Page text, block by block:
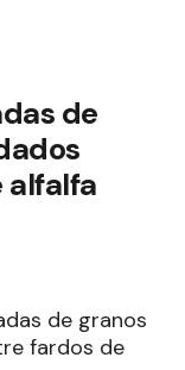
de
alfalfa
de granos
fardos de